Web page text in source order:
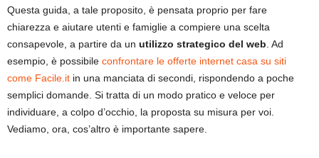
Questa guida, a tale proposito, è pensata proprio per fare
chiarezza e aiutare utenti e famiglie a compiere una scelta
consapevole, a partire da un utilizzo strategico del web. Ad
esempio, è possibile confrontare le offerte internet casa su siti
come Facile.it in una manciata di secondi, rispondendo a poche
semplici domande. Si tratta di un modo pratico e veloce per
individuare, a colpo d’occhio, la proposta su misura per voi.
Vediamo, ora, cos’altro è importante sapere.